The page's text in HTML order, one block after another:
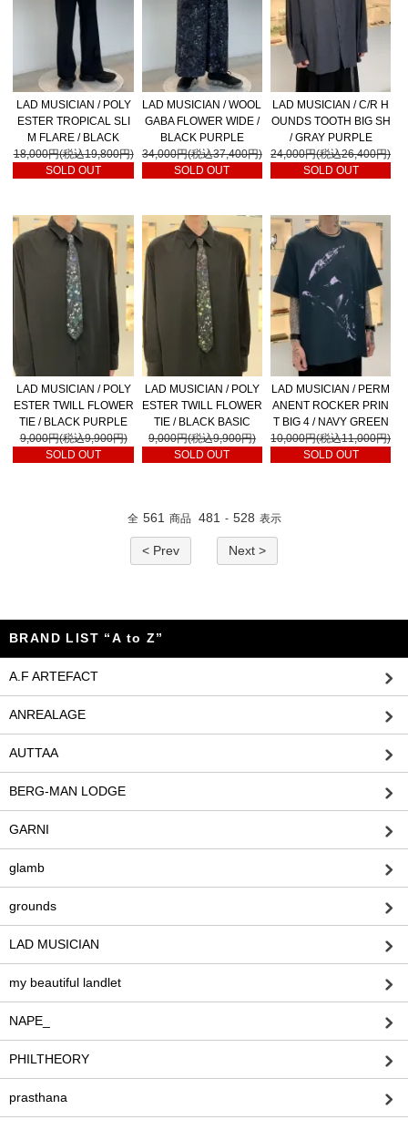
LAD MUSICIAN / POLY
ESTER TROPICAL SLI
M FLARE / BLACK
18,000円(税込19,800円)
SOLD OUT
LAD MUSICIAN / WOOL
GABA FLOWER WIDE /
BLACK PURPLE
34,000円(税込37,400円)
SOLD OUT
LAD MUSICIAN / C/R H
OUNDS TOOTH BIG SH
/ GRAY PURPLE
24,000円(税込26,400円)
SOLD OUT
LAD MUSICIAN / POLY
ESTER TWILL FLOWER
TIE / BLACK PURPLE
9,000円(税込9,900円)
SOLD OUT
LAD MUSICIAN / POLY
ESTER TWILL FLOWER
TIE / BLACK BASIC
9,000円(税込9,900円)
SOLD OUT
LAD MUSICIAN / PERM
ANENT ROCKER PRIN
T BIG 4 / NAVY GREEN
10,000円(税込11,000円)
SOLD OUT
全 561 商品 481 - 528 表示
< Prev Next >
BRAND LIST “A to Z”
A.F ARTEFACT
ANREALAGE
AUTTAA
BERG-MAN LODGE
GARNI
glamb
grounds
LAD MUSICIAN
my beautiful landlet
NAPE_
PHILTHEORY
prasthana